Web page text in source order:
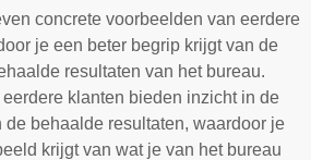
concrete voorbeelden van eerdere
je een beter begrip krijgt van de
resultaten van het bureau.
klanten bieden inzicht in de
de behaalde resultaten, waardoor je
krijgt van wat je van het bureau